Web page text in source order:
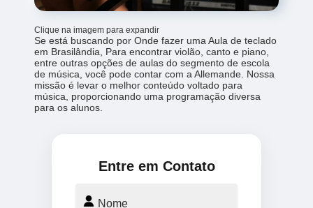
Clique na imagem para expandir
Se está buscando por Onde fazer uma Aula de teclado
em Brasilândia, Para encontrar violão, canto e piano,
entre outras opções de aulas do segmento de escola
de música, você pode contar com a Allemande. Nossa
missão é levar o melhor conteúdo voltado para
música, proporcionando uma programação diversa
para os alunos.
Entre em Contato